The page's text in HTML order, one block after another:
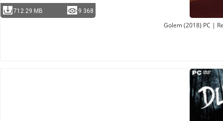
712.29 MB 9 368
Golem (2018) PC |